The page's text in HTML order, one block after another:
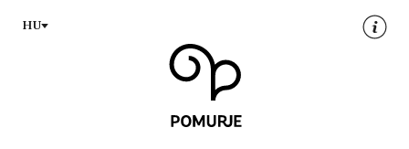
vsebino
HU